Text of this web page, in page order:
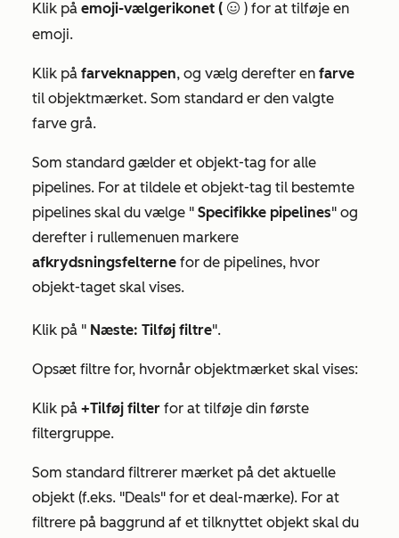
Klik på emoji-vælgerikonet ( emojiIcon ) for at tilføje en
emoji.
Klik på farveknappen, og vælg derefter en farve
til objektmærket. Som standard er den valgte
farve grå.
Som standard gælder et objekt-tag for alle
pipelines. For at tildele et objekt-tag til bestemte
pipelines skal du vælge " Specifikke pipelines" og
derefter i rullemenuen markere
afkrydsningsfelterne for de pipelines, hvor
objekt-taget skal vises.
Klik på " Næste: Tilføj filtre".
Opsæt filtre for, hvornår objektmærket skal vises:
Klik på +Tilføj filter for at tilføje din første
filtergruppe.
Som standard filtrerer mærket på det aktuelle
objekt (f.eks. "Deals" for et deal-mærke). For at
filtrere på baggrund af et tilknyttet objekt skal du